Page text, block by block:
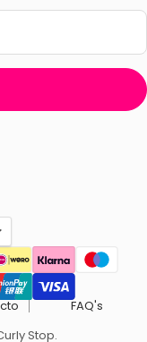
FAQ's
Stop.